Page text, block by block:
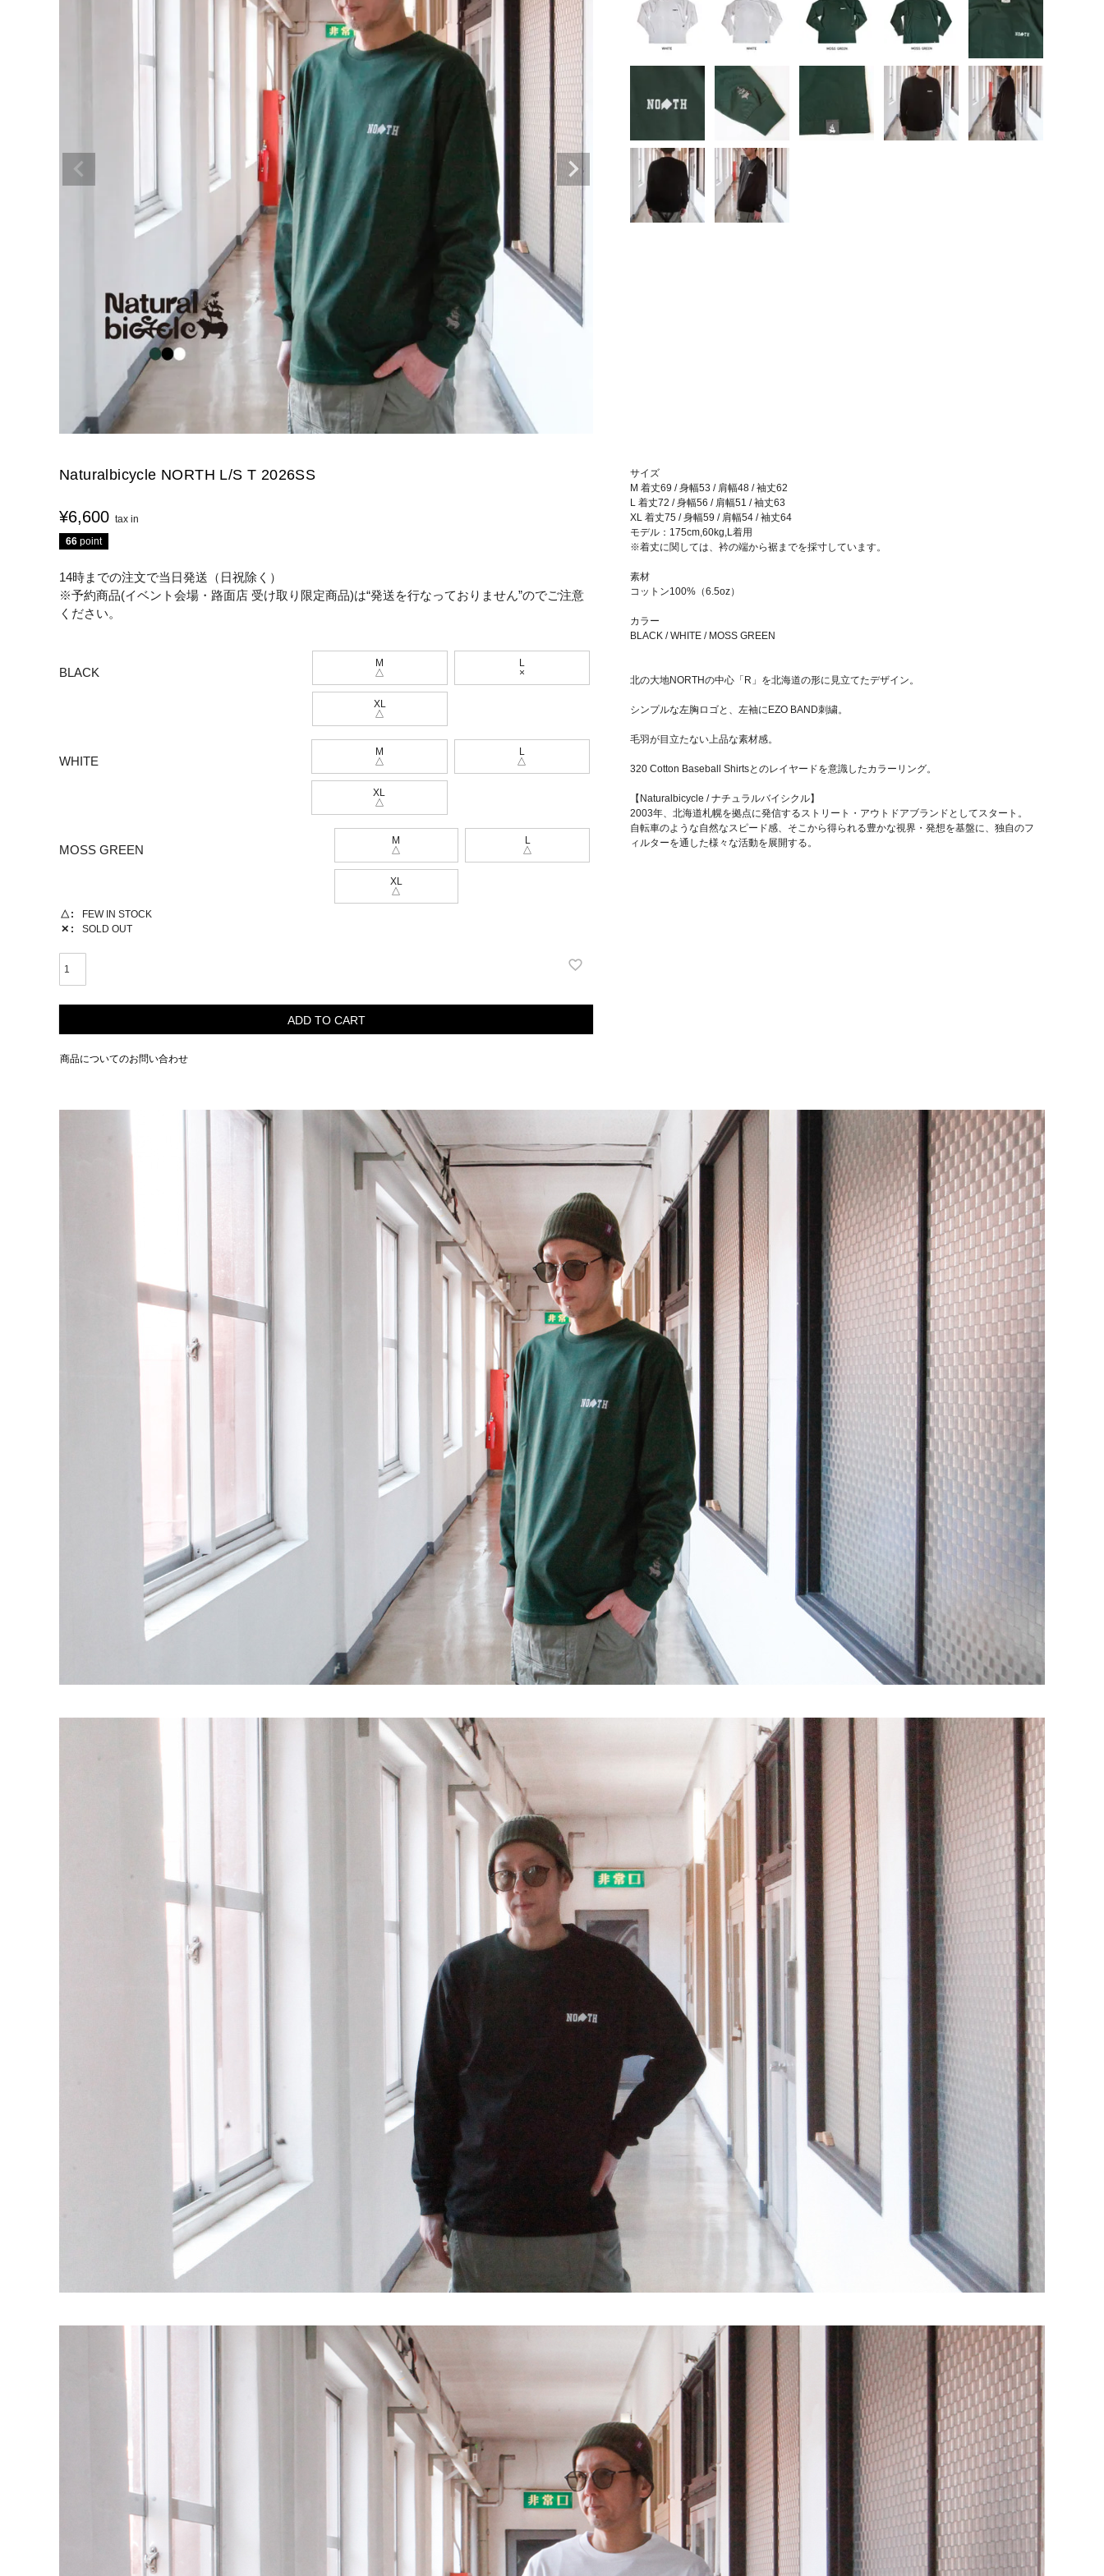
Naturalbicycle NORTH L/S T 2026SS
¥6,600
66 point
14時までの注文で当日発送（日祝除く）
※予約商品(イベント会場・路面店 受け取り限定商品)は“発送を行なっておりません”のでご注意
ください。
BLACK
M
△
L
×
XL
△
WHITE
M
△
L
△
XL
△
MOSS GREEN
M
△
L
△
XL
△
△
FEW IN STOCK
✕
SOLD OUT
ADD TO CART
商品についてのお問い合わせ
サイズ
M 着丈69 / 身幅53 / 肩幅48 / 袖丈62
L 着丈72 / 身幅56 / 肩幅51 / 袖丈63
XL 着丈75 / 身幅59 / 肩幅54 / 袖丈64
モデル：175cm,60kg,L着用
※着丈に関しては、衿の端から裾までを採寸しています。
素材
コットン100%（6.5oz）
カラー
BLACK / WHITE / MOSS GREEN
北の大地NORTHの中心「R」を北海道の形に見立てたデザイン。
シンプルな左胸ロゴと、左袖にEZO BAND刺繍。
毛羽が目立たない上品な素材感。
320 Cotton Baseball Shirtsとのレイヤードを意識したカラーリング。
【Naturalbicycle / ナチュラルバイシクル】
2003年、北海道札幌を拠点に発信するストリート・アウトドアブランドとしてスタート。
自転車のような自然なスピード感、そこから得られる豊かな視界・発想を基盤に、独自のフ
ィルターを通した様々な活動を展開する。